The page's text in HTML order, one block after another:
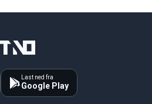
Last ned fra
Google Play